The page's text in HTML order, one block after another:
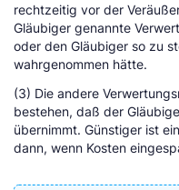
rechtzeitig vor der
Gläubiger genannte
oder den Gläubiger so zu
wahrgenommen hätte.
(3) Die andere
bestehen, daß der
übernimmt. Günstiger ist
dann, wenn Kosten